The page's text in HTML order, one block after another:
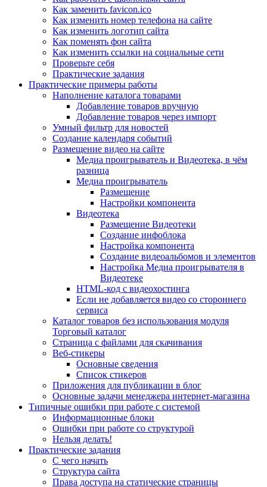
Как заменить favicon.ico
Как изменить номер телефона на сайте
Как изменить логотип сайта
Как поменять фон сайта
Как изменить ссылки на социальные сети
Проверьте себя
Практические задания
Практические примеры работы
Наполнение каталога товарами
Добавление товаров вручную
Добавление товаров через импорт
Умный фильтр для новостей
Создание календаря событий
Размещение видео на сайте
Медиа проигрыватель и Видеотека, в чём
разница
Медиа проигрыватель
Размещение
Настройки компонента
Видеотека
Размещение Видеотеки
Создание инфоблока
Настройка компонента
Создание видеоальбомов и элементов
Настройка Медиа проигрывателя в
Видеотеке
HTML-код с видеохостинга
Если не добавляется видео со стороннего
сервиса
Каталог товаров без использования модуля
Торговый каталог
Страница с файлами для скачивания
Веб-стикеры
Основные сведения
Список стикеров
Приложения для публикации в блог
Основные задачи менеджера интернет-магазина
Типичные ошибки при работе с системой
Информационные блоки
Ошибки при работе со структурой
Нельзя делать!
Практические задания
С чего начать
Структура сайта
Права доступа на статические страницы